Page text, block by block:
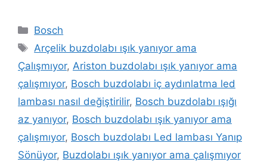
Kategoriler
Bosch
Etiketler
Arçelik buzdolabı ışık yanıyor ama
Çalışmıyor, Ariston buzdolabı ışık yanıyor ama
çalışmıyor, Bosch buzdolabı iç aydınlatma led
lambası nasıl değiştirilir, Bosch buzdolabı ışığı
az yanıyor, Bosch buzdolabı ışık yanıyor ama
çalışmıyor, Bosch buzdolabı Led lambası Yanıp
Sönüyor, Buzdolabı ışık yanıyor ama çalışmıyor